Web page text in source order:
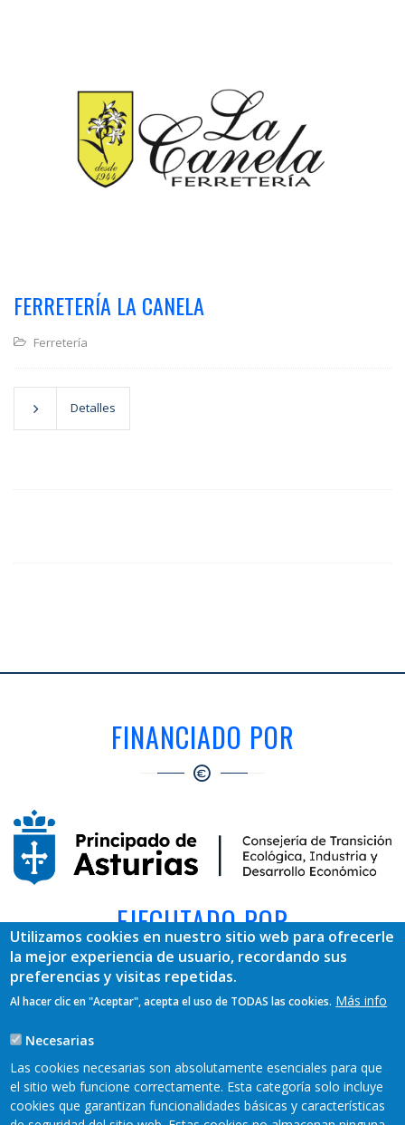
FERRETERÍA LA CANELA
Ferretería
Detalles
FINANCIADO POR
EJECUTADO POR
Utilizamos cookies en nuestro sitio web para ofrecerle
la mejor experiencia de usuario, recordando sus
preferencias y visitas repetidas.
Al hacer clic en "Aceptar", acepta el uso de TODAS las cookies. Más info
Necesarias
Las cookies necesarias son absolutamente esenciales para que
el sitio web funcione correctamente. Esta categoría solo incluye
cookies que garantizan funcionalidades básicas y características